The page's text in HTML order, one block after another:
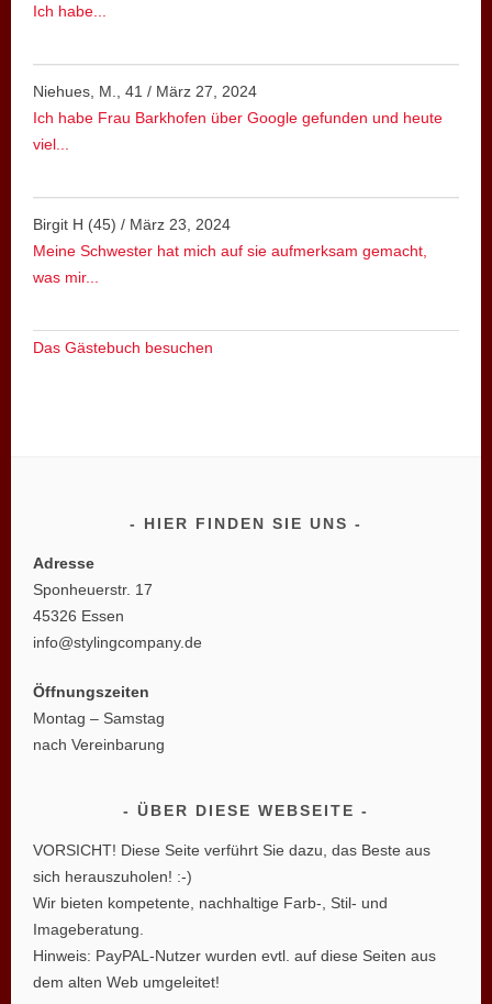
Ich habe...
Niehues, M., 41 / März 27, 2024
Ich habe Frau Barkhofen über Google gefunden und heute
viel...
Birgit H (45) / März 23, 2024
Meine Schwester hat mich auf sie aufmerksam gemacht,
was mir...
Das Gästebuch besuchen
HIER FINDEN SIE UNS
Adresse
Sponheuerstr. 17
45326 Essen
info@stylingcompany.de
Öffnungszeiten
Montag – Samstag
nach Vereinbarung
ÜBER DIESE WEBSEITE
VORSICHT! Diese Seite verführt Sie dazu, das Beste aus
sich herauszuholen! :-)
Wir bieten kompetente, nachhaltige Farb-, Stil- und
Imageberatung.
Hinweis: PayPAL-Nutzer wurden evtl. auf diese Seiten aus
dem alten Web umgeleitet!